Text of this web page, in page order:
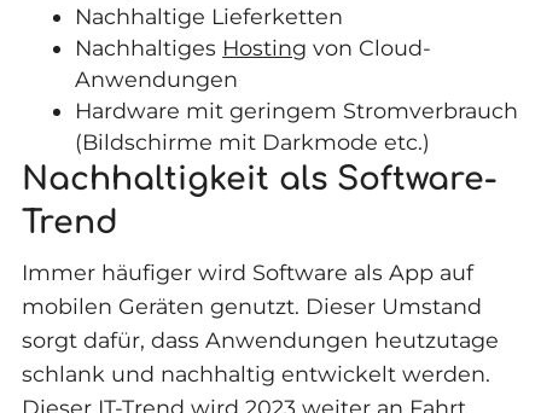
Nachhaltige Lieferketten
Nachhaltiges Hosting von Cloud-
Anwendungen
Hardware mit geringem Stromverbrauch
(Bildschirme mit Darkmode etc.)
Nachhaltigkeit als Software-
Trend
Immer häufiger wird Software als App auf
mobilen Geräten genutzt. Dieser Umstand
sorgt dafür, dass Anwendungen heutzutage
schlank und nachhaltig entwickelt werden.
Dieser IT-Trend wird 2023 weiter an Fahrt